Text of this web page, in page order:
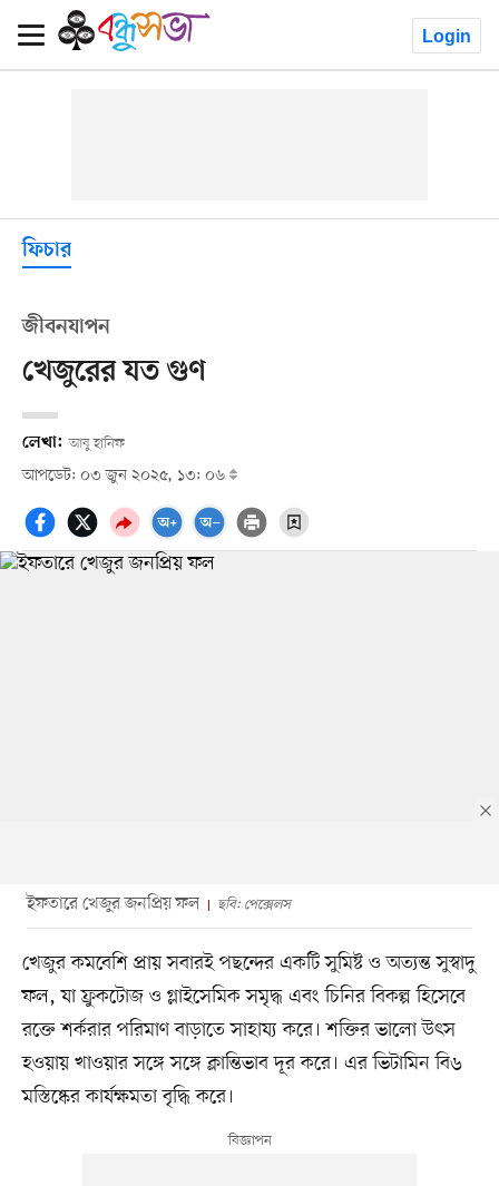
Login
ফিচার
জীবনযাপন
খেজুরের যত গুণ
লেখা: আবু হানিফ
আপডেট: ০৩ জুন ২০২৫, ১৩: ০৬
ইফতারে খেজুর জনপ্রিয় ফল ছবি: পেক্সেলস
খেজুর কমবেশি প্রায় সবারই পছন্দের একটি সুমিষ্ট ও অত্যন্ত সুস্বাদু
ফল, যা ফ্রুকটোজ ও গ্লাইসেমিক সমৃদ্ধ এবং চিনির বিকল্প হিসেবে
রক্তে শর্করার পরিমাণ বাড়াতে সাহায্য করে। শক্তির ভালো উৎস
হওয়ায় খাওয়ার সঙ্গে সঙ্গে ক্লান্তিভাব দূর করে। এর ভিটামিন বি৬
মস্তিষ্কের কার্যক্ষমতা বৃদ্ধি করে।